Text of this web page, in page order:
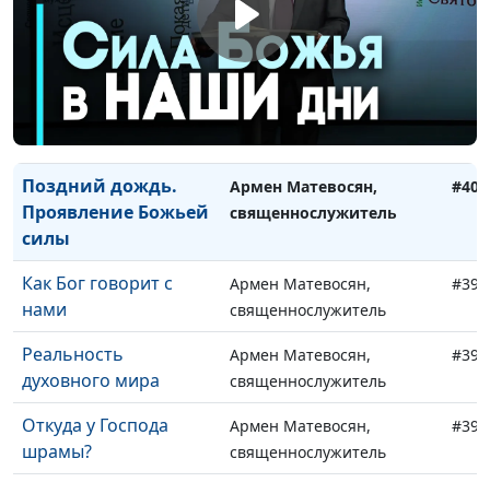
К чему призывает Бог
Рувим Кройтор,
священнослужитель
#402
Как проявляется вера
Рувим Кройтор,
священнослужитель
Поздний дождь.
Проявление Божьей
силы
Армен Матевосян,
священнослужитель
#400
Как Бог говорит с
нами
Армен Матевосян,
священнослужитель
#399
Реальность
духовного мира
Армен Матевосян,
священнослужитель
#398
Откуда у Господа
шрамы?
Армен Матевосян,
священнослужитель
#397